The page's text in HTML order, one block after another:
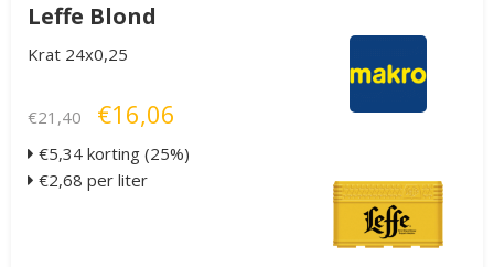
Leffe Blond
Krat 24x0,25
€21,40 €16,06
€5,34 korting (25%)
€2,68 per liter